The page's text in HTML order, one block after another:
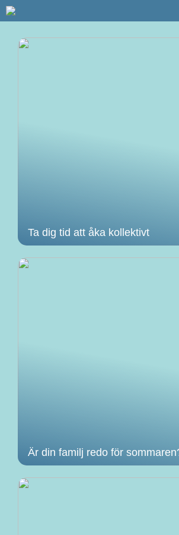
Ta dig tid att åka kollektivt
Är din familj redo för